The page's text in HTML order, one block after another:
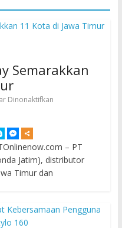
Semarakkan
Dinonaktifkan
– PT
Jatim), distributor
Timur dan